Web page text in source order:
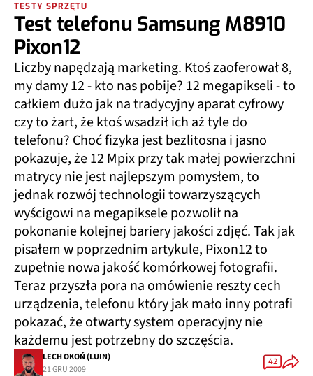
TESTY SPRZĘTU
Test telefonu Samsung M8910
Pixon12
Liczby napędzają marketing. Ktoś zaoferował 8,
my damy 12 - kto nas pobije? 12 megapikseli - to
całkiem dużo jak na tradycyjny aparat cyfrowy
czy to żart, że ktoś wsadził ich aż tyle do
telefonu? Choć fizyka jest bezlitosna i jasno
pokazuje, że 12 Mpix przy tak małej powierzchni
matrycy nie jest najlepszym pomysłem, to
jednak rozwój technologii towarzyszących
wyścigowi na megapiksele pozwolił na
pokonanie kolejnej bariery jakości zdjęć. Tak jak
pisałem w poprzednim artykule, Pixon12 to
zupełnie nowa jakość komórkowej fotografii.
Teraz przyszła pora na omówienie reszty cech
urządzenia, telefonu który jak mało inny potrafi
pokazać, że otwarty system operacyjny nie
każdemu jest potrzebny do szczęścia.
LECH OKOŃ (LUIN)
21 GRU 2009
42